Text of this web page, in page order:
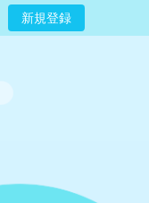
新規登録